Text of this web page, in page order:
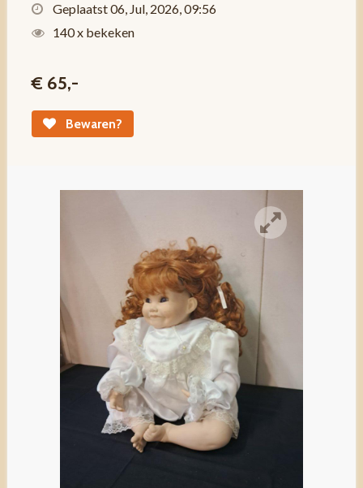
Geplaatst 06, Jul, 2026, 09:56
140 x bekeken
€ 65,-
Bewaren?